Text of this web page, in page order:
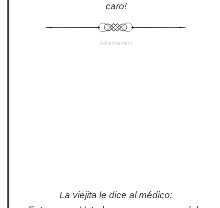
caro!
Advertisement
La viejita le dice al médico: